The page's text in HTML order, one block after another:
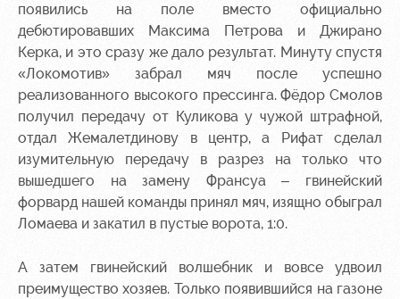
появились на поле вместо официально
дебютировавших Максима Петрова и Джирано
Керка, и это сразу же дало результат. Минуту спустя
«Локомотив» забрал мяч после успешно
реализованного высокого прессинга. Фёдор Смолов
получил передачу от Куликова у чужой штрафной,
отдал Жемалетдинову в центр, а Рифат сделал
изумительную передачу в разрез на только что
вышедшего на замену Франсуа – гвинейский
форвард нашей команды принял мяч, изящно обыграл
Ломаева и закатил в пустые ворота, 1:0.
А затем гвинейский волшебник и вовсе удвоил
преимущество хозяев. Только появившийся на газоне